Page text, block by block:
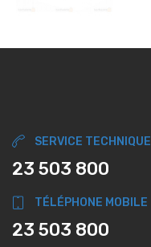
SERVICE TECHNIQUE
23 503 800
TÉLÉPHONE MOBILE
23 503 800